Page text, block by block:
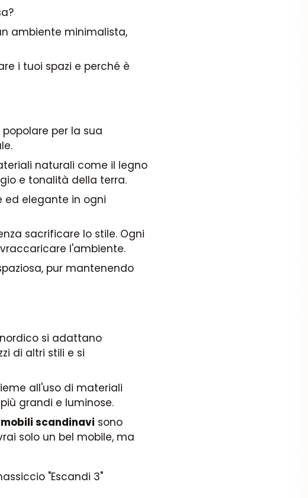
ambiente minimalista,
i tuoi spazi e perché è
per la sua
naturali come il legno
e tonalità della terra.
ed elegante in ogni
sacrificare lo stile. Ogni
l'ambiente.
pur mantenendo
si adattano
di altri stili e si
all'uso di materiali
grandi e luminose.
scandinavi sono
solo un bel mobile, ma